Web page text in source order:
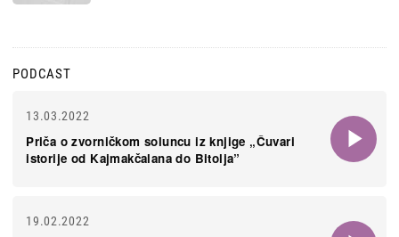
PODCAST
13.03.2022
Priča o zvorničkom soluncu iz knjige „Čuvari
istorije od Kajmakčalana do Bitolja”
19.02.2022